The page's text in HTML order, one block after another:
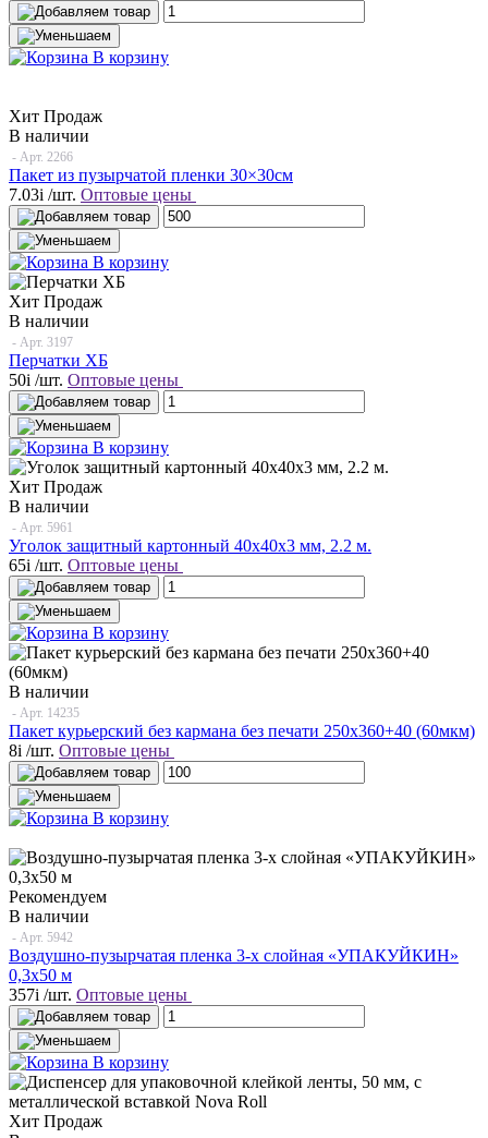
В корзину
Хит Продаж
В наличии
- Арт. 2266
Пакет из пузырчатой пленки 30×30см
7.03i /шт. Оптовые цены
В корзину
Хит Продаж
В наличии
- Арт. 3197
Перчатки ХБ
50i /шт. Оптовые цены
В корзину
Хит Продаж
В наличии
- Арт. 5961
Уголок защитный картонный 40х40х3 мм, 2.2 м.
65i /шт. Оптовые цены
В корзину
В наличии
- Арт. 14235
Пакет курьерский без кармана без печати 250х360+40 (60мкм)
8i /шт. Оптовые цены
В корзину
Рекомендуем
В наличии
- Арт. 5942
Воздушно-пузырчатая пленка 3-х слойная «УПАКУЙКИН»
0,3х50 м
357i /шт. Оптовые цены
В корзину
Хит Продаж